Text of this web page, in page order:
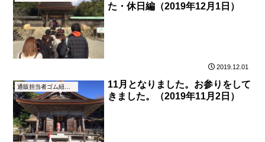
た・休日編（2019年12月1日）
2019.12.01
通販担当者ゴム紐ブログ
11月となりました。お参りをして
きました。（2019年11月2日）